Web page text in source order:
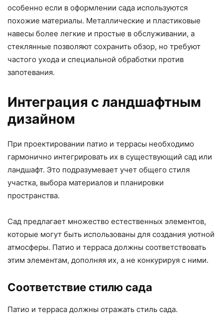
особенно если в оформлении сада используются
похожие материалы. Металлические и пластиковые
навесы более легкие и простые в обслуживании, а
стеклянные позволяют сохранить обзор, но требуют
частого ухода и специальной обработки против
запотевания.
Интеграция с ландшафтным
дизайном
При проектировании патио и террасы необходимо
гармонично интегрировать их в существующий сад или
ландшафт. Это подразумевает учет общего стиля
участка, выбора материалов и планировки
пространства.
Сад предлагает множество естественных элементов,
которые могут быть использованы для создания уютной
атмосферы. Патио и терраса должны соответствовать
этим элементам, дополняя их, а не конкурируя с ними.
Соответствие стилю сада
Патио и терраса должны отражать стиль сада.